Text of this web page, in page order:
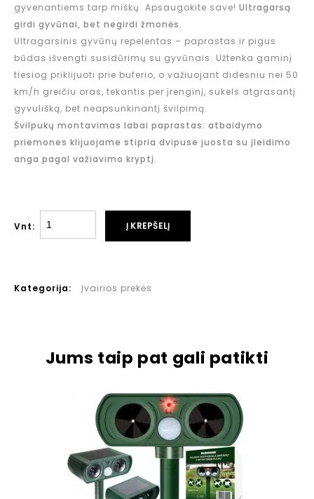
gyvenantiems tarp miškų. Apsaugokite save! Ultragarsą
girdi gyvūnai, bet negirdi žmonės.
Ultragarsinis gyvūnų repelentas – paprastas ir pigus
būdas išvengti susidūrimų su gyvūnais. Užtenka gaminį
tiesiog priklijuoti prie buferio, o važiuojant didesniu nei 50
km/h greičiu oras, tekantis per įrenginį, sukels atgrasantį
gyvulišką, bet neapsunkinantį švilpimą.
Švilpukų montavimas labai paprastas: atbaidymo
priemones klijuojame stipria dvipuse juosta su įleidimo
anga pagal važiavimo kryptį.
Vnt: Į KREPŠELĮ
Kategorija: Įvairios prekės
Jums taip pat gali patikti